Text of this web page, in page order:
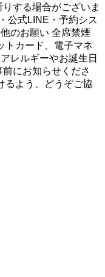
する場合がございま
公式LINE・予約シス
のお願い 全席禁煙
トカード、電子マネ
レルギーやお誕生日
にお知らせくださ
るよう、どうぞご協